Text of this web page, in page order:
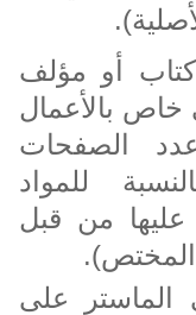
أو مؤلف
خاص بالأعمال
الصفحات
للمواد
من قبل
المختص).
الماستر على